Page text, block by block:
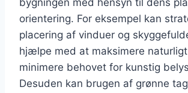
orientering. For eksempel kan
placering af vinduer og
hjælpe med at maksimere
minimere behovet for kunstig
Desuden kan brugen af grønne